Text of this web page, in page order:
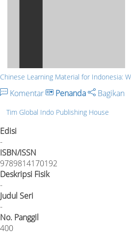
Chinese Learning Material for Indonesia:
Komentar Penanda Bagikan
Tim Global Indo Publishing House
Edisi
-
ISBN/ISSN
9789814170192
Deskripsi Fisik
-
Judul Seri
-
No. Panggil
400